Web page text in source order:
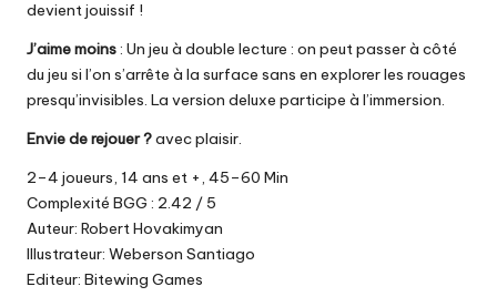
devient jouissif !
J’aime moins: Un jeu à double lecture : on peut passer à côté
du jeu si l’on s’arrête à la surface sans en explorer les rouages
presqu’invisibles. La version deluxe participe à l’immersion.
Envie de rejouer ?avec plaisir.
2–4 joueurs, 14 ans et +, 45–60 Min
Complexité BGG : 2.42 / 5
Auteur: Robert Hovakimyan
Illustrateur: Weberson Santiago
Editeur: Bitewing Games